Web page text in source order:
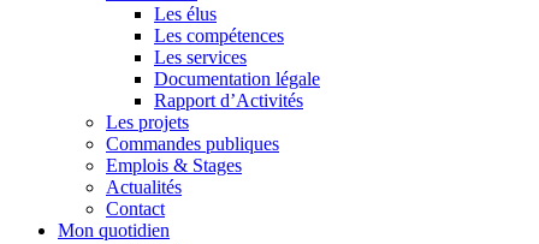
Les élus
Les compétences
Les services
Documentation légale
Rapport d’Activités
Les projets
Commandes publiques
Emplois & Stages
Actualités
Contact
Mon quotidien